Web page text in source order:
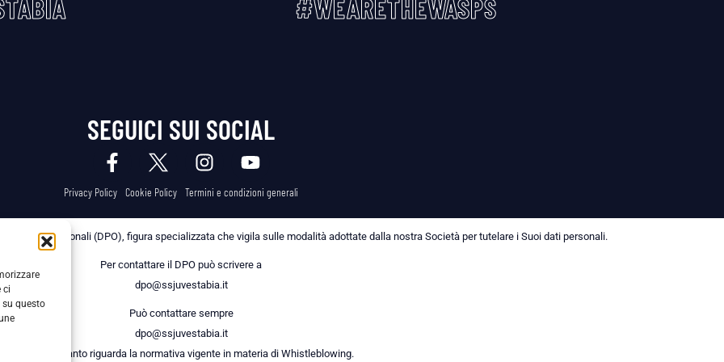
ci
questo
#WEARETHEWASPS
SEGUICI SUI SOCIAL
Privacy Policy Cookie Policy Termini e condizioni generali
dei Dati Personali (DPO), figura specializzata che vigila sulle modalità adottate dalla nostra Società per tutelare i Suoi dati personali.
Per contattare il DPO può scrivere a
dpo@ssjuvestabia.it
Può contattare sempre
dpo@ssjuvestabia.it
anche per quanto riguarda la normativa vigente in materia di Whistleblowing.